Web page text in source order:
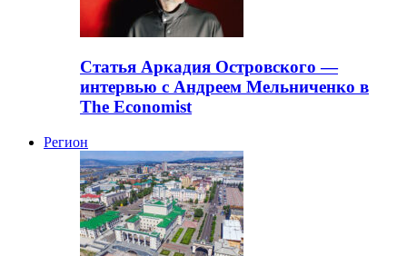
Статья Аркадия Островского —
интервью с Андреем Мельниченко в
The Economist
Регион